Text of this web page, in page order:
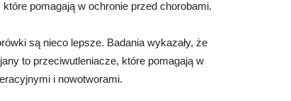
pomagają w ochronie przed chorobami.
są nieco lepsze. Badania wykazały, że
to przeciwutleniacze, które pomagają w
i nowotworami.